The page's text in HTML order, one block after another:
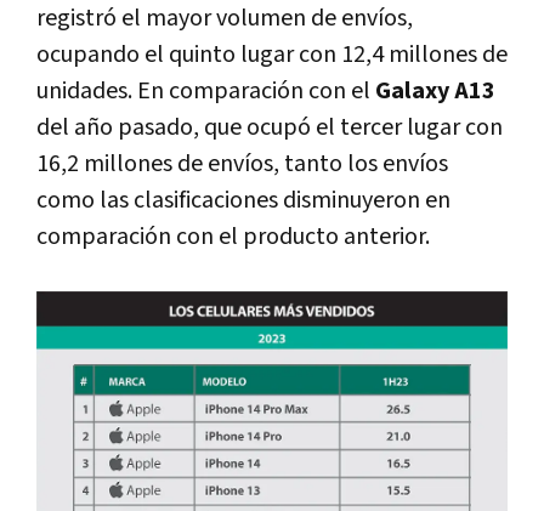
registró el mayor volumen de envíos,
ocupando el quinto lugar con 12,4 millones de
unidades. En comparación con el Galaxy A13
del año pasado, que ocupó el tercer lugar con
16,2 millones de envíos, tanto los envíos
como las clasificaciones disminuyeron en
comparación con el producto anterior.